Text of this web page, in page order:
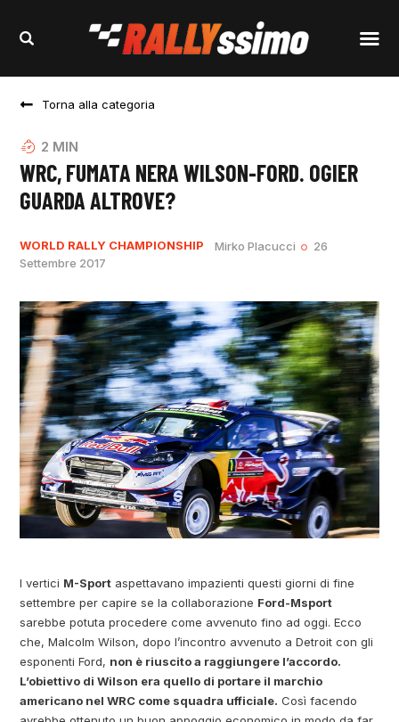
Torna alla categoria
2 MIN
WRC, FUMATA NERA WILSON-FORD. OGIER
GUARDA ALTROVE?
WORLD RALLY CHAMPIONSHIP Mirko Placucci
26
Settembre 2017
I vertici M-Sport aspettavano impazienti questi giorni di fine
settembre per capire se la collaborazione Ford-Msport
sarebbe potuta procedere come avvenuto fino ad oggi. Ecco
che, Malcolm Wilson, dopo l’incontro avvenuto a Detroit con gli
esponenti Ford, non è riuscito a raggiungere l’accordo.
L’obiettivo di Wilson era quello di portare il marchio
americano nel WRC come squadra ufficiale. Così facendo